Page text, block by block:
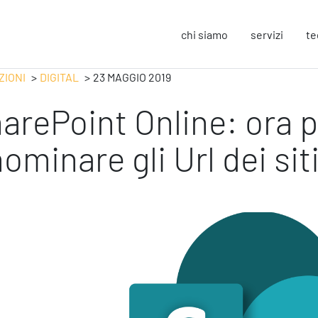
chi siamo servizi
Strategy
Business Process Improvement
DIGITAL 23 MAGGIO 2019
Online: ora
gli Url dei siti